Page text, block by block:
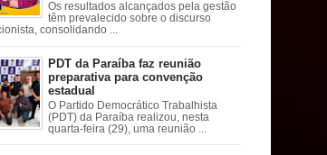
Os resultados alcançados pela gestão
têm prevalecido sobre o discurso
consolidando ...
PDT da Paraíba faz reunião
preparativa para convenção
estadual
O Partido Democrático Trabalhista
(PDT) da Paraíba realizou, nesta
quarta-feira (29), uma reunião ...